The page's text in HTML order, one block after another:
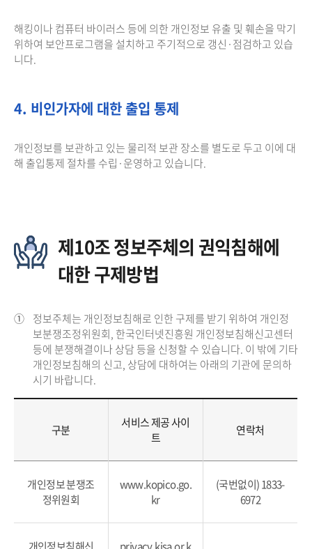
해킹이나 컴퓨터 바이러스 등에 의한 개인정보 유출 및 훼손을 막기
위하여 보안프로그램을 설치하고 주기적으로 갱신·점검하고 있습
니다.
4. 비인가자에 대한 출입 통제
개인정보를 보관하고 있는 물리적 보관 장소를 별도로 두고 이에 대
해 출입통제 절차를 수립·운영하고 있습니다.
제10조 정보주체의 권익침해에
대한 구제방법
① 정보주체는 개인정보침해로 인한 구제를 받기 위하여 개인정
보분쟁조정위원회, 한국인터넷진흥원 개인정보침해신고센터
등에 분쟁해결이나 상담 등을 신청할 수 있습니다. 이 밖에 기타
개인정보침해의 신고, 상담에 대하여는 아래의 기관에 문의하
시기 바랍니다.
구분
서비스 제공 사이
트
연락처
개인정보 분쟁조
정위원회
www.kopico.go.
kr
(국번없이) 1833-
6972
개인정보침해신 privacy.kisa.or.k